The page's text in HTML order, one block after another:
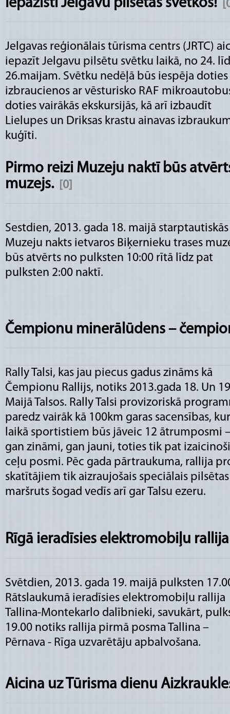
Iepazīsti Jelgavu pilsētas svētkos!
Jelgavas reģionālais tūrisma centrs (JRTC)
iepazīt Jelgavu pilsētu svētku laikā, no 24.
26.maijam. Svētku nedēļā būs iespēja doties
izbraucienos ar vēsturisko RAF
doties vairākās ekskursijās, kā arī izbaudīt
Lielupes un Driksas krastu ainavas
kuģīti.
Pirmo reizi Muzeju naktī būs
muzejs.
[0]
Sestdien, 2013. gada 18. maijā starptautiskās
Muzeju nakts ietvaros Biķernieku trases
būs atvērts no pulksten 10:00 rītā līdz pat
pulksten 2:00 naktī.
Čempionu minerālūdens –
Rally Talsi, kas jau piecus gadus zināms kā
Čempionu Rallijs, notiks 2013.gada 18. Un
Maijā Talsos. Rally Talsi provizoriskā
paredz vairāk kā 100km garas sacensības,
laikā sportistiem būs jāveic 12 ātrumposmi
gan zināmi, gan jauni, toties tik pat izaicinoši
ceļu posmi. Pēc gada pārtraukuma, rallija
skatītājiem tik aizraujošais speciālais
maršruts šogad vedīs arī gar Talsu ezeru.
Rīgā ieradīsies elektromobiļu
Svētdien, 2013. gada 19. maijā pulksten
Rātslaukumā ieradīsies elektromobiļu rallija
Tallina-Montekarlo dalībnieki, savukārt,
19.00 notiks rallija pirmā posma Tallina –
Pērnava - Rīga uzvarētāju apbalvošana.
Aicina uz Tūrisma dienu